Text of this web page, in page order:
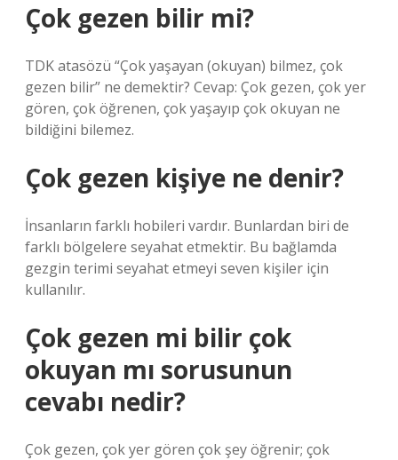
Çok gezen bilir mi?
TDK atasözü “Çok yaşayan (okuyan) bilmez, çok
gezen bilir” ne demektir? Cevap: Çok gezen, çok yer
gören, çok öğrenen, çok yaşayıp çok okuyan ne
bildiğini bilemez.
Çok gezen kişiye ne denir?
İnsanların farklı hobileri vardır. Bunlardan biri de
farklı bölgelere seyahat etmektir. Bu bağlamda
gezgin terimi seyahat etmeyi seven kişiler için
kullanılır.
Çok gezen mi bilir çok
okuyan mı sorusunun
cevabı nedir?
Çok gezen, çok yer gören çok şey öğrenir; çok